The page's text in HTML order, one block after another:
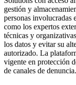
gestión y
personas involucradas
como los expertos
técnicas y
los datos y evitar su
autorizado. La
vigente en protección
de canales de denuncia.